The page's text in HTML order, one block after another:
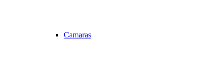
Camaras